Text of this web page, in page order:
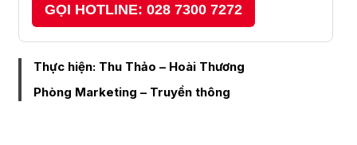
GỌI HOTLINE: 028 7300 7272
Thực hiện: Thu Thảo – Hoài Thương
Phòng Marketing – Truyền thông